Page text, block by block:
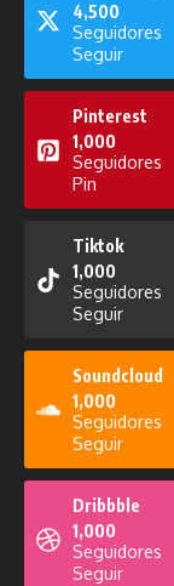
4,500
Seguidores
Seguir
Pinterest
1,000
Seguidores
Pin
Tiktok
1,000
Seguidores
Seguir
Soundcloud
1,000
Seguidores
Seguir
Dribbble
1,000
Seguidores
Seguir